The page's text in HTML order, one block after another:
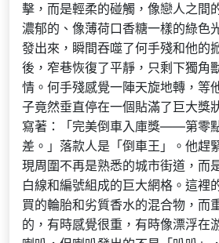
擊，而是輕柔的碰觸，像戀人之間
濃郁的、像薄荷口香糖一樣的綠色
發出來，瞬間吞噬了何手殘和他的
後，窄巷恢復了平靜，只剩下獨角
情。何手殘感覺一陣天旋地轉，等
子竟然垂直停在一個貼滿了巨大獎
寫著：「完美倒車入庫獎——第零
差。」落款人是「倒車王」。他趕
現周圍不再是熟悉的城市街道，而
白線和編號組成的巨大網格。這裡
買的輪胎和劣質香水的混合物，而
的，有時感覺很重，有時像漂浮在